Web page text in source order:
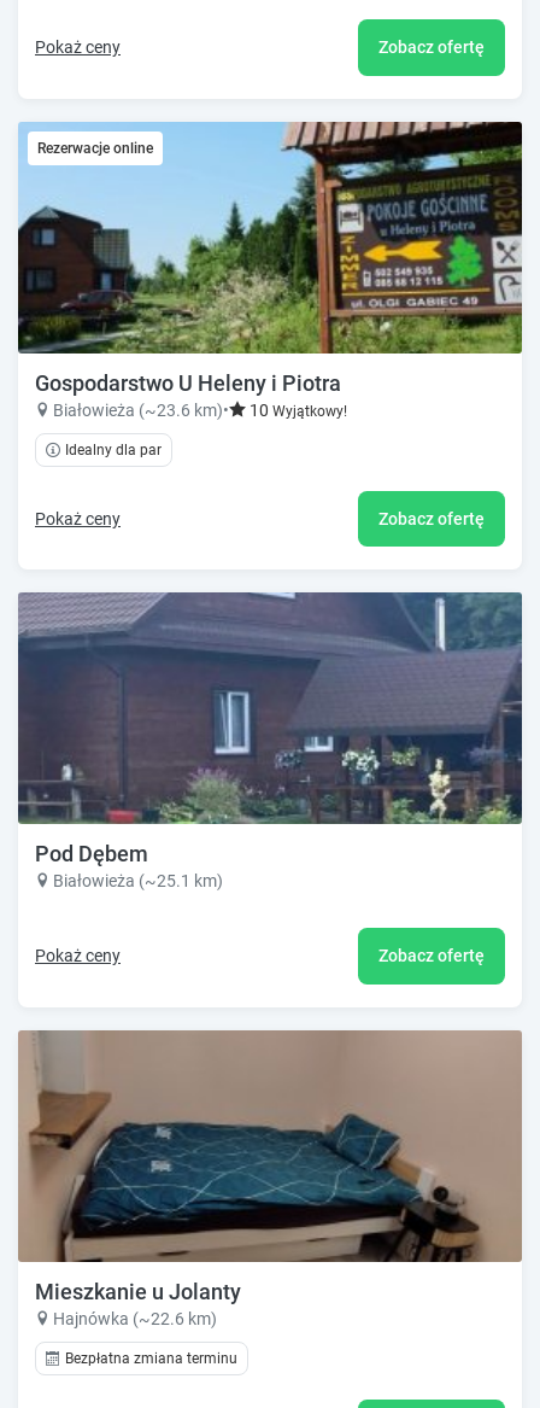
Pokaż ceny Zobacz ofertę
Rezerwacje online
Gospodarstwo U Heleny i Piotra
Białowieża (~23.6 km)• 10 Wyjątkowy!
Idealny dla par
Pokaż ceny Zobacz ofertę
Pod Dębem
Białowieża (~25.1 km)
Pokaż ceny Zobacz ofertę
Mieszkanie u Jolanty
Hajnówka (~22.6 km)
Bezpłatna zmiana terminu